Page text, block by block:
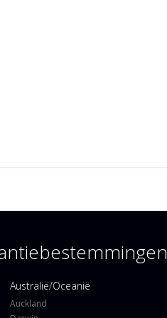
Australië/Oceanië
Auckland